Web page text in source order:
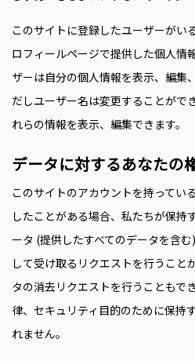
このサイトに登録したユーザーがい
ロフィールページで提供した個人情
ザーは自分の個人情報を表示、編集
だしユーザー名は変更することがで
れらの情報を表示、編集できます。
データに対するあなたの
このサイトのアカウントを持ってい
したことがある場合、私たちが保持
ータ (提供したすべてのデータを含
して受け取るリクエストを行うこと
タの消去リクエストを行うこともで
律、セキュリティ目的のために保持
れません。